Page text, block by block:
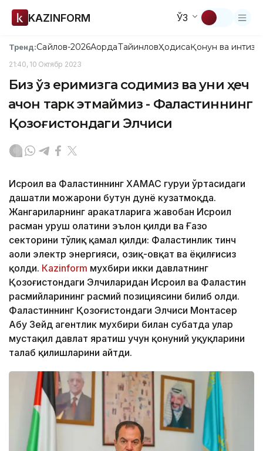
KAZINFORM ЎЗ
Тренд:Сайлов-2026АқордаТайинловҲодисаҚонун ва
21:40, 10 Октябр 2023
Биз ўз еримизга содиқмиз ва уни ҳеч
қачон тарк этмаймиз - Фаластиннинг
Қозоғистондаги Элчиси
Исроил ва Фаластиннинг ХАМАС гуруҳи ўртасидаги
даҳшатли можарони бутун дунё кузатмоқда.
Жангариларнинг ҳаракатларига жавобан Исроил
расман уруш ҳолатини эълон қилди ва Ғазо
секторини тўлиқ қамал қилди: Фаластинлик тинч
аҳоли электр энергияси, озиқ-овқат ва ёқилғисиз
қолди. Каzinform мухбири икки давлатнинг
Қозоғистондаги Элчиларидан Исроил ва Фаластин
расмийларининг расмий позициясини билиб олди.
Фаластиннинг Қозоғистондаги Элчиси Монтасер
Абу Зейд агентлик мухбири билан суҳбатда улар
мустақил давлат яратиш учун қонуний ҳуқуқларини
талаб қилишларини айтди.